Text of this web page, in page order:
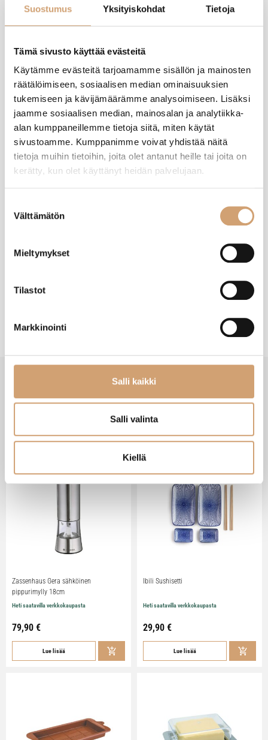
Suostumus Yksityiskohdat Tietoja
Tämä sivusto käyttää evästeitä
Käytämme evästeitä tarjoamamme sisällön ja mainosten
räätälöimiseen, sosiaalisen median ominaisuuksien
tukemiseen ja kävijämäärämme analysoimiseen. Lisäksi
jaamme sosiaalisen median, mainosalan ja analytiikka-
alan kumppaneillemme tietoja siitä, miten käytät
sivustoamme. Kumppanimme voivat yhdistää näitä
tietoja muihin tietoihin, joita olet antanut heille tai joita on
kerätty, kun olet käyttänyt heidän palvelujaan.
valinta
Välttämätön
Mieltymykset
Tilastot
Markkinointi
Salli kaikki
Salli valinta
Kiellä
PL
Varmistettu ostaja
Pekka Lehtisaari
Tampere, FI
Oliko tämä arvostelu hyödyllinen? 17 päivää sitten
Zassenhaus Gera sähköinen
pippurimylly 18cm
Heti saatavilla verkkokaupasta
79,90 €
Lue lisää
Ibili Sushisetti
Heti saatavilla verkkokaupasta
29,90 €
Lue lisää